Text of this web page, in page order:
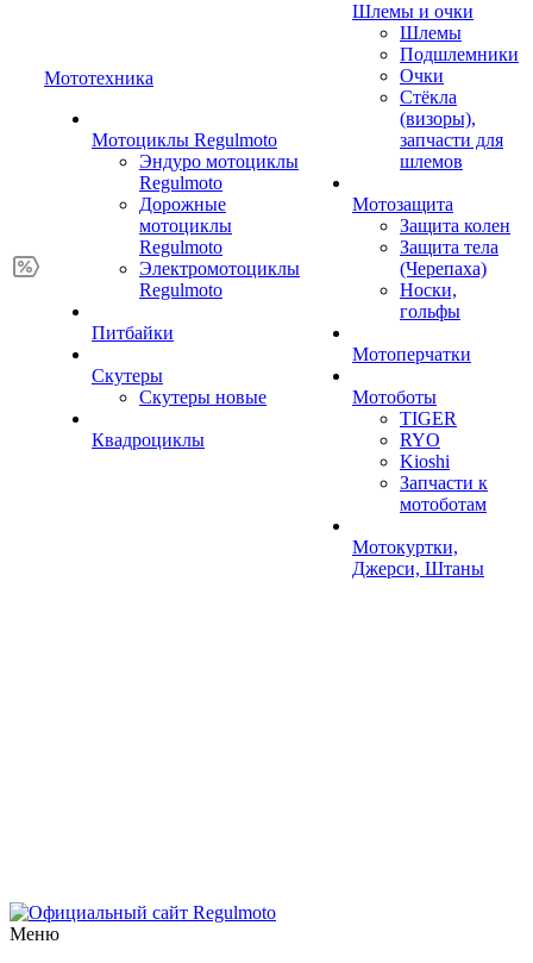
Мототехника
Мотоциклы Regulmoto
Эндуро мотоциклы
Regulmoto
Дорожные
мотоциклы
Regulmoto
Электромотоциклы
Regulmoto
Питбайки
Скутеры
Скутеры новые
Квадроциклы
Шлемы и очки
Шлемы
Подшлемники
Очки
Стёкла
(визоры),
запчасти для
шлемов
Мотозащита
Защита колен
Защита тела
(Черепаха)
Носки,
гольфы
Мотоперчатки
Мотоботы
TIGER
RYO
Kioshi
Запчасти к
мотоботам
Мотокуртки,
Джерси, Штаны
Меню